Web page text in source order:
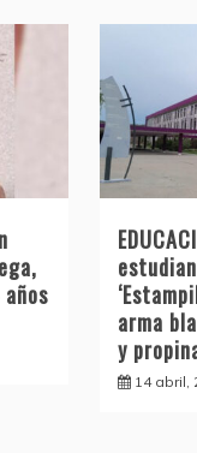
arma
y
14 abril,